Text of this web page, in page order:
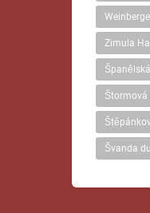
Zimula
Štormová
Švanda